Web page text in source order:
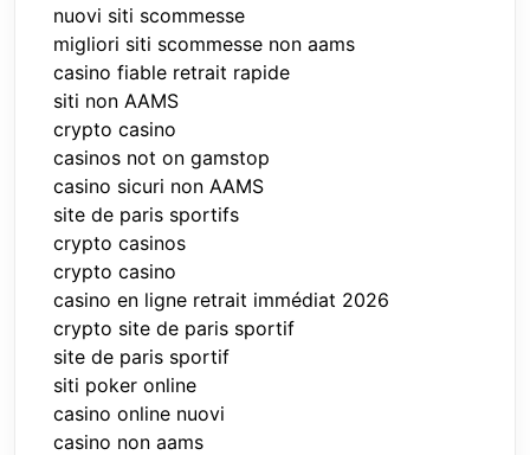
nuovi siti scommesse
migliori siti scommesse non aams
casino fiable retrait rapide
siti non AAMS
crypto casino
casinos not on gamstop
casino sicuri non AAMS
site de paris sportifs
crypto casinos
crypto casino
casino en ligne retrait immédiat 2026
crypto site de paris sportif
site de paris sportif
siti poker online
casino online nuovi
casino non aams